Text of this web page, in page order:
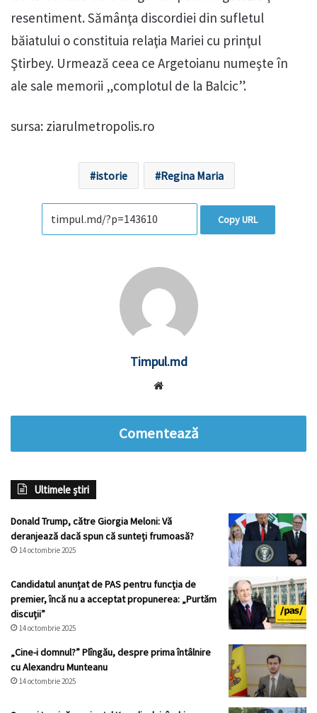
resentiment. Sămânţa discordiei din sufletul
băiatului o constituia relaţia Mariei cu prinţul
Ştirbey. Urmează ceea ce Argetoianu numeşte în
ale sale memorii „complotul de la Balcic”.
sursa: ziarulmetropolis.ro
istorie Regina Maria
Copy URL
Timpul.md
Comentează
Ultimele știri
Donald Trump, către Giorgia Meloni: Vă
deranjează dacă spun că sunteți frumoasă?
14 octombrie 2025
Candidatul anunțat de PAS pentru funcția de
premier, încă nu a acceptat propunerea: „Purtăm
discuții”
14 octombrie 2025
„Cine-i domnul?” Plîngău, despre prima întâlnire
cu Alexandru Munteanu
14 octombrie 2025